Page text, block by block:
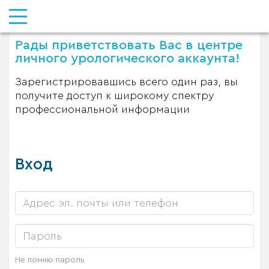
Рады приветствовать Вас в центре
личного урологического аккаунта!
Зарегистрировавшись всего один раз, вы
получите доступ к широкому спектру
профессиональной информации
Вход
Не помню пароль